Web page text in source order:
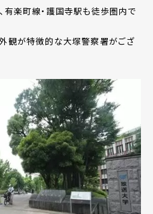
有楽町線・護国寺駅も徒歩圏内で
観が特徴的な大塚警察署がござ